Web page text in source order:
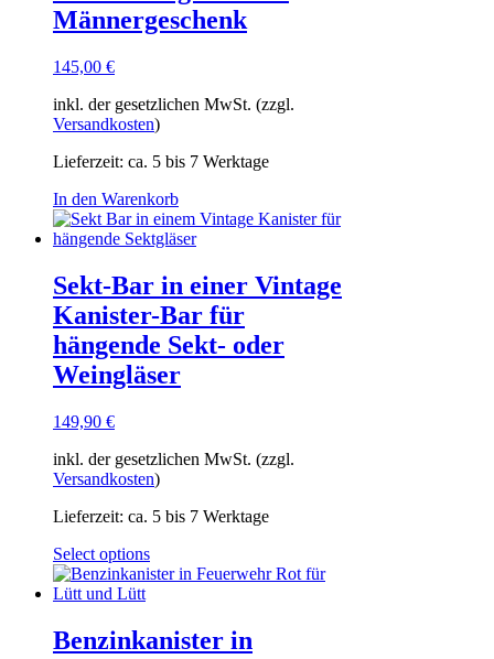
Produktseite
gewählt
Männergeschenk
145,00 €
inkl. der gesetzlichen MwSt. (zzgl.
Versandkosten)
Lieferzeit: ca. 5 bis 7 Werktage
In den Warenkorb
Sekt-Bar in einer Vintage
Kanister-Bar für
hängende Sekt- oder
Weingläser
149,90 €
inkl. der gesetzlichen MwSt. (zzgl.
Versandkosten)
Lieferzeit: ca. 5 bis 7 Werktage
Select options
Benzinkanister in